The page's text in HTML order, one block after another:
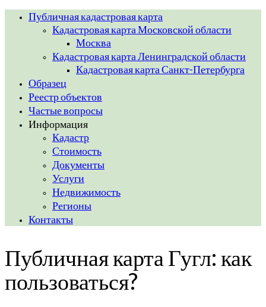
Публичная кадастровая карта
Кадастровая карта Московской области
Москва
Кадастровая карта Ленинградской области
Кадастровая карта Санкт-Петербурга
Образец
Реестр объектов
Частые вопросы
Информация
Кадастр
Стоимость
Документы
Услуги
Недвижимость
Регионы
Контакты
Публичная карта Гугл: как
пользоваться?